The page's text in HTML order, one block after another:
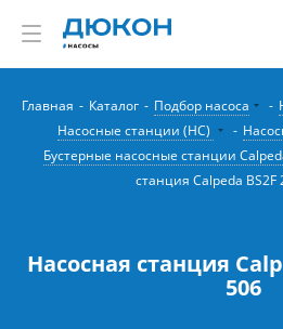
Главная - Каталог - Подбор насоса -
Насосные станции (НС)
-
Бустерные насосные станции
станция Calpeda BS2F
Насосная станция
506